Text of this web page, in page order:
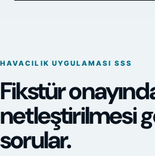
HAVACILIK UYGULAMASI SSS
Fikstür
netleştirilmesi
sorular.